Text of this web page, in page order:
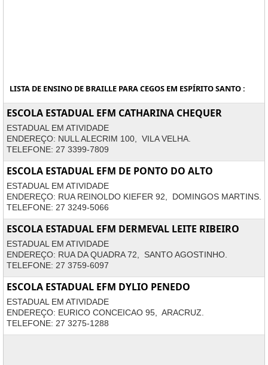
LISTA DE ENSINO DE BRAILLE PARA CEGOS EM ESPÍRITO SANTO :
ESCOLA ESTADUAL EFM CATHARINA CHEQUER
ESTADUAL EM ATIVIDADE
ENDEREÇO: NULL ALECRIM 100, VILA VELHA.
TELEFONE: 27 3399-7809
ESCOLA ESTADUAL EFM DE PONTO DO ALTO
ESTADUAL EM ATIVIDADE
ENDEREÇO: RUA REINOLDO KIEFER 92, DOMINGOS MARTINS.
TELEFONE: 27 3249-5066
ESCOLA ESTADUAL EFM DERMEVAL LEITE RIBEIRO
ESTADUAL EM ATIVIDADE
ENDEREÇO: RUA DA QUADRA 72, SANTO AGOSTINHO.
TELEFONE: 27 3759-6097
ESCOLA ESTADUAL EFM DYLIO PENEDO
ESTADUAL EM ATIVIDADE
ENDEREÇO: EURICO CONCEICAO 95, ARACRUZ.
TELEFONE: 27 3275-1288